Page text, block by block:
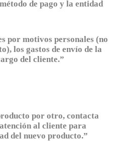
de pago y la entidad
por motivos personales (no
los gastos de envío de la
del cliente.”
por otro, contacta
al cliente para
del nuevo producto.”